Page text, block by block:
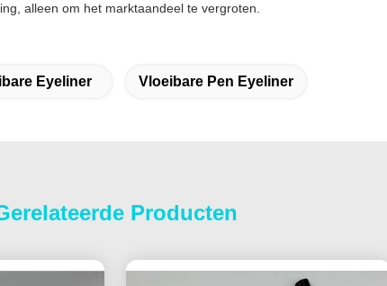
alleen om het marktaandeel te vergroten.
Eyeliner Vloeibare Pen Eyeliner
Producten